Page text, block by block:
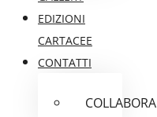
EDIZIONI
CARTACEE
CONTATTI
COLLABORA